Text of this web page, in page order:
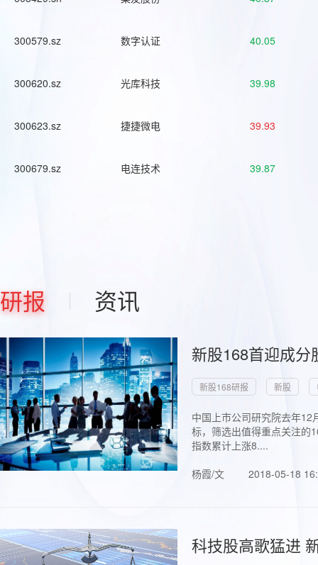
300579.sz 数字认证 40.05
300620.sz 光库科技 39.98
300623.sz 捷捷微电 39.93
300679.sz 电连技术 39.87
研报 资讯
新股168首迎成
新股168研报 新股
中国上市公司研究院去年
标，筛选出值得重点关注的
指数累计上涨8....
杨霞/文
2018-05-18
科技股高歌猛进